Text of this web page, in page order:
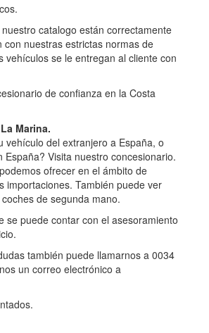
catalogo están correctamente
con nuestras estrictas normas de
vehículos se le entregan al cliente con
de confianza en la Costa
La Marina.
vehículo del extranjero a España, o
Visita nuestro concesionario.
ofrecer en el ámbito de
importaciones. También puede ver
de segunda mano.
se puede contar con el asesoramiento
también puede llamarnos a 0034
un correo electrónico a